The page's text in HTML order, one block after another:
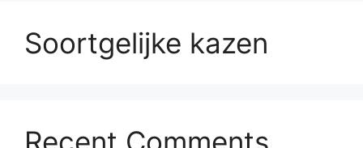
Soortgelijke kazen